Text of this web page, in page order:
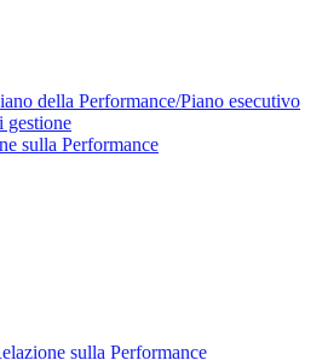
della Performance/Piano esecutivo
gestione
sulla Performance
sulla Performance